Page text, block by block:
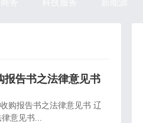
报告书之法律意见书
购报告书之法律意见书 辽
意见书...